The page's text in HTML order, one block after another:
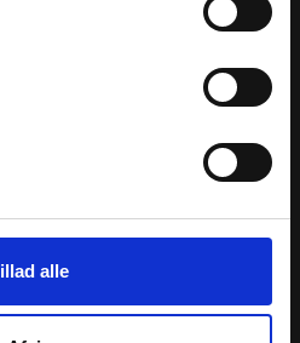
alle
stuen 2650 Hvidovre​
2620 Albertslund​